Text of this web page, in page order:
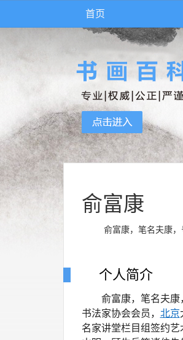
首页
俞富康
俞富康，笔名夫康
个人简介
俞富康，笔名夫
书法家协会会员， 北京
名家讲堂栏目组签约